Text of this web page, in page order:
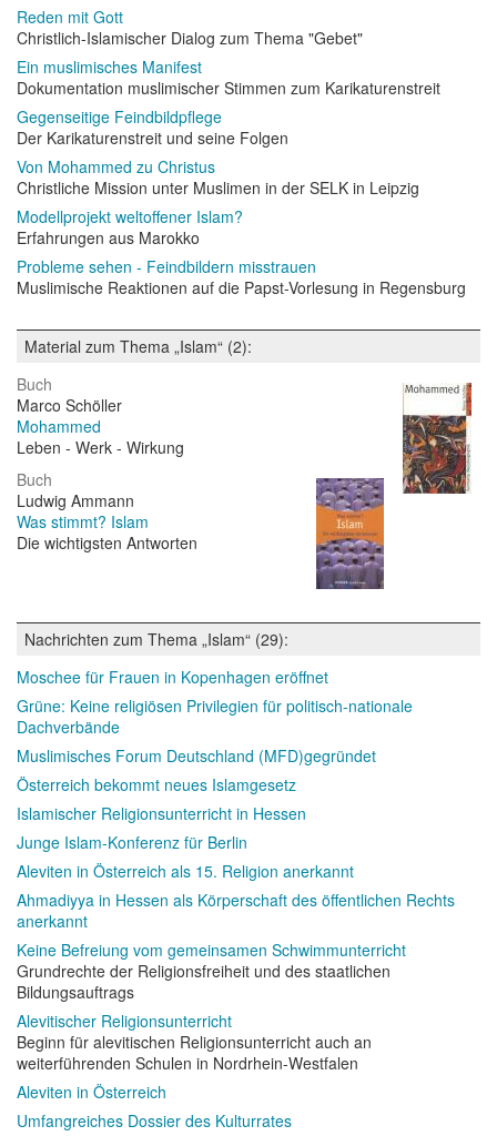
Reden mit Gott
Christlich-Islamischer Dialog zum Thema "Gebet"
Ein muslimisches Manifest
Dokumentation muslimischer Stimmen zum Karikaturenstreit
Gegenseitige Feindbildpflege
Der Karikaturenstreit und seine Folgen
Von Mohammed zu Christus
Christliche Mission unter Muslimen in der SELK in Leipzig
Modellprojekt weltoffener Islam?
Erfahrungen aus Marokko
Probleme sehen - Feindbildern misstrauen
Muslimische Reaktionen auf die Papst-Vorlesung in Regensburg
Material zum Thema „Islam“ (2):
Buch
Marco Schöller
Mohammed
Leben - Werk - Wirkung
Buch
Ludwig Ammann
Was stimmt? Islam
Die wichtigsten Antworten
Nachrichten zum Thema „Islam“ (29):
Moschee für Frauen in Kopenhagen eröffnet
Grüne: Keine religiösen Privilegien für politisch-nationale
Dachverbände
Muslimisches Forum Deutschland (MFD)gegründet
Österreich bekommt neues Islamgesetz
Islamischer Religionsunterricht in Hessen
Junge Islam-Konferenz für Berlin
Aleviten in Österreich als 15. Religion anerkannt
Ahmadiyya in Hessen als Körperschaft des öffentlichen Rechts
anerkannt
Keine Befreiung vom gemeinsamen Schwimmunterricht
Grundrechte der Religionsfreiheit und des staatlichen
Bildungsauftrags
Alevitischer Religionsunterricht
Beginn für alevitischen Religionsunterricht auch an
weiterführenden Schulen in Nordrhein-Westfalen
Aleviten in Österreich
Umfangreiches Dossier des Kulturrates